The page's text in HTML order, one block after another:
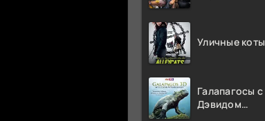
Уличные коты
Галапагосы с
Дэвидом